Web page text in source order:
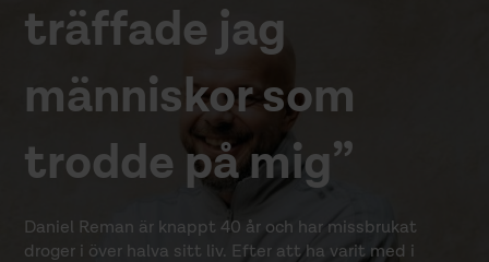
träffade jag
människor som
trodde på mig”
Daniel Reman är knappt 40 år och har missbrukat
droger i över halva sitt liv. Efter att ha varit med i